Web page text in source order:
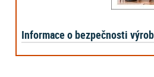
Informace o bezpečnosti